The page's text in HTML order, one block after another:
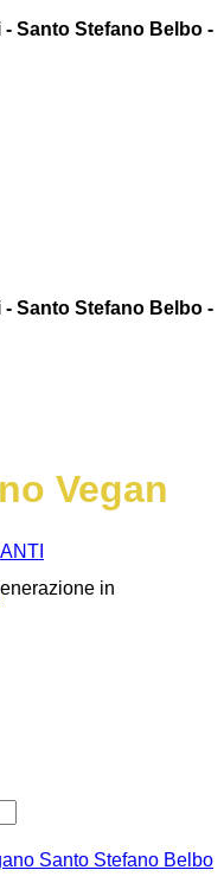
Santo Stefano Belbo -
Santo Stefano Belbo -
Vegan
in